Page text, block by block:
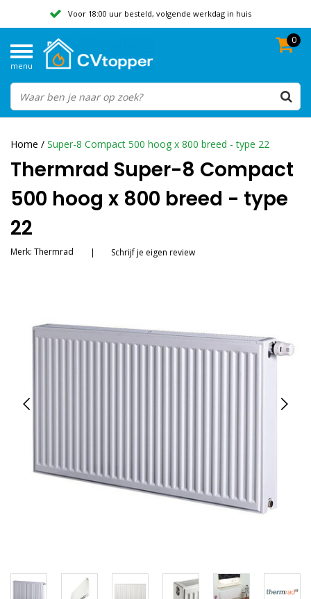
Voor 18:00 uur besteld, volgende werkdag in huis
Beoordeeld met een 9,8
menu
0
Home / Super-8 Compact 500 hoog x 800 breed - type 22
Thermrad Super-8 Compact
500 hoog x 800 breed - type
22
Merk: Thermrad | Schrijf je eigen review